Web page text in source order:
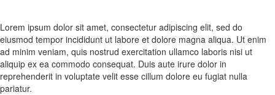
Lorem ipsum dolor sit amet, consectetur adipiscing elit, sed do
eiusmod tempor incididunt ut labore et dolore magna aliqua. Ut enim
ad minim veniam, quis nostrud exercitation ullamco laboris nisi ut
aliquip ex ea commodo consequat. Duis aute irure dolor in
reprehenderit in voluptate velit esse cillum dolore eu fugiat nulla
pariatur.